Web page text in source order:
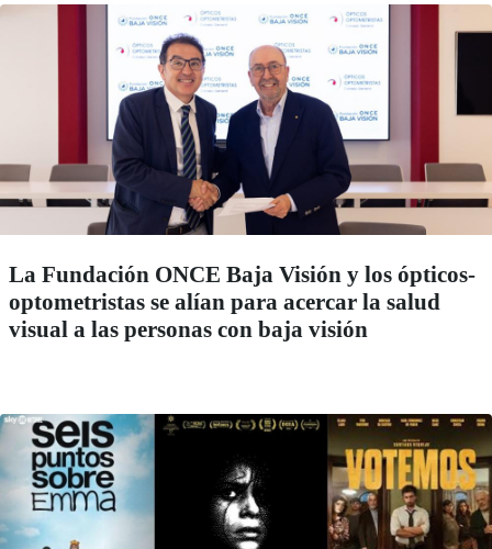
La Fundación ONCE Baja Visión y los ópticos-
optometristas se alían para acercar la salud
visual a las personas con baja visión